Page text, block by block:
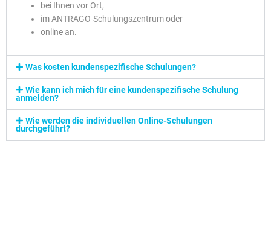
bei Ihnen vor Ort,
im ANTRAGO-Schulungszentrum oder
online an.
Was kosten kundenspezifische Schulungen?
Wie kann ich mich für eine kundenspezifische Schulung
anmelden?
Wie werden die individuellen Online-Schulungen
durchgeführt?